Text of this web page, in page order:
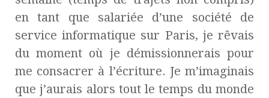
en tant que salariée d’une société de
service informatique sur Paris, je rêvais
du moment où je démissionnerais pour
me consacrer à l’écriture. Je m’imaginais
que j’aurais alors tout le temps du monde